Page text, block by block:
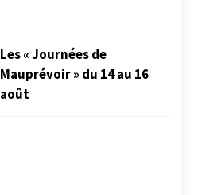
Les « Journées de
Mauprévoir » du 14 au 16
août